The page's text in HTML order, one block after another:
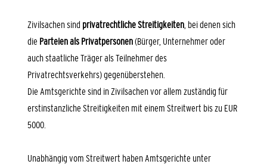
Zivilsachen sind privatrechtliche Streitigkeiten , bei denen sich
die Parteien als Privatpersonen(Bürger, Unternehmer oder
auch staatliche Träger als Teilnehmer des
Privatrechtsverkehrs) gegenüberstehen.
Die Amtsgerichte sind in Zivilsachen vor allem zuständig für
erstinstanzliche Streitigkeiten mit einem Streitwert bis zu EUR
5000.
Unabhängig vom Streitwert haben Amtsgerichte unter